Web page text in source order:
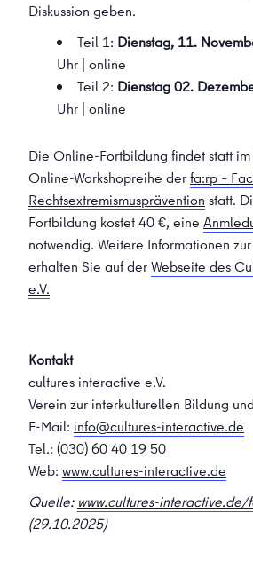
Diskussion geben.
Teil 1: Dienstag, 11.
Uhr | online
Teil 2: Dienstag 02.
Uhr | online
Die Online-Fortbildung findet statt
Online-Workshopreihe derfa:rp –
Rechtsextremismusprävention statt.
Fortbildung kostet 40 €, eine
notwendig. Weitere Informationen
erhalten Sie auf derWebseite des
e.V.
Kontakt
cultures interactive e.V.
Verein zur interkulturellen Bildung
E-Mail: info@cultures-interactive.de
Tel.: (030) 60 40 19 50
Web: www.cultures-interactive.de
Quelle: www.cultures-
(29.10.2025)